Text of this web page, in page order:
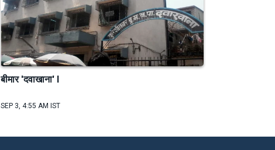
बीमार 'दवाखाना' I
SEP 3, 4:55 AM IST